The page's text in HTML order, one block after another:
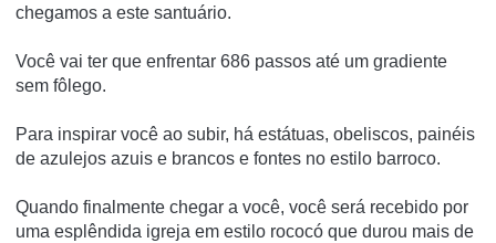
chegamos a este santuário.
Você vai ter que enfrentar 686 passos até um gradiente
sem fôlego.
Para inspirar você ao subir, há estátuas, obeliscos, painéis
de azulejos azuis e brancos e fontes no estilo barroco.
Quando finalmente chegar a você, você será recebido por
uma esplêndida igreja em estilo rococó que durou mais de